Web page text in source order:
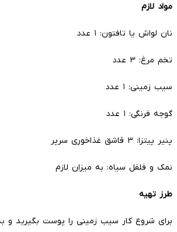
مواد لازم
نان لواش یا تافتون: ۱ عدد
تخم مرغ: ۳ عدد
سیب زمینی: ۱ عدد
گوجه فرنگی: ۱ عدد
پنیر پیتزا: ۳ قاشق غذاخوری سرپر
نمک و فلفل سیاه: به میزان لازم
طرز تهیه
برای شروع کار سیب زمینی را پوست بگیرید و